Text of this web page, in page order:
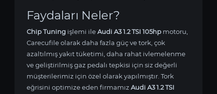
Faydaları Neler?
Chip Tuning işlemi ileAudi A3 1.2 TSI 105hp motoru,
Carecufile olarak daha fazla güç ve tork, çok
azaltılmış yakıt tüketimi, daha rahat ivlemelenme
ve geliştirilmiş gaz pedalı tepkisi için siz değerli
müşterilerimiz için özel olarak yapılmıştır. Tork
eğrisini optimize eden firmamız Audi A3 1.2 TSI